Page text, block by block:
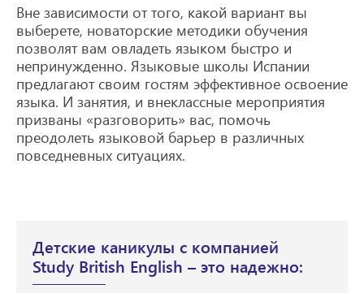
Вне зависимости от того, какой вариант вы
выберете, новаторские методики обучения
позволят вам овладеть языком быстро и
непринужденно. Языковые школы Испании
предлагают своим гостям эффективное освоение
языка. И занятия, и внеклассные мероприятия
призваны «разговорить» вас, помочь
преодолеть языковой барьер в различных
повседневных ситуациях.
Детские каникулы с компанией
Study British English – это надежно: